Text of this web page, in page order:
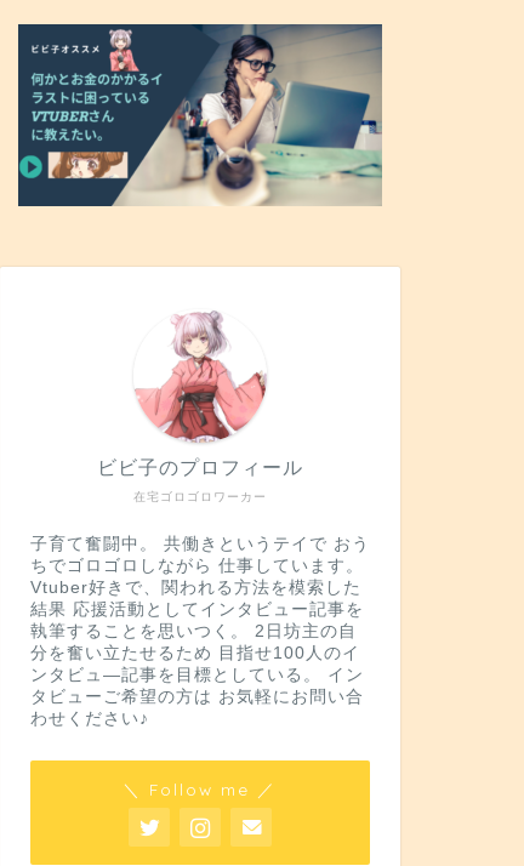
在宅ゴロゴロワーカー
ビビ子のプロフィール
子育て奮闘中。 共働きというテイで おう
ちでゴロゴロしながら 仕事しています。
Vtuber好きで、関われる方法を模索した
結果 応援活動としてインタビュー記事を
執筆することを思いつく。 2日坊主の自
分を奮い立たせるため 目指せ100人のイ
ンタビュ―記事を目標としている。 イン
タビューご希望の方は お気軽にお問い合
わせください♪
＼ Follow me ／